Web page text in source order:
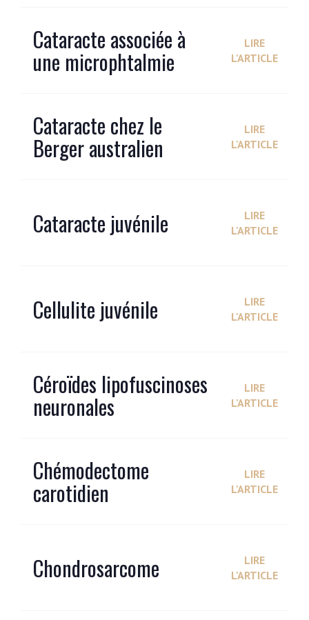
Cataracte associée à
une microphtalmie
LIRE
L'ARTICLE
Cataracte chez le
Berger australien
LIRE
L'ARTICLE
Cataracte juvénile
LIRE
L'ARTICLE
Cellulite juvénile
LIRE
L'ARTICLE
Céroïdes lipofuscinoses
neuronales
LIRE
L'ARTICLE
Chémodectome
carotidien
LIRE
L'ARTICLE
Chondrosarcome
LIRE
L'ARTICLE